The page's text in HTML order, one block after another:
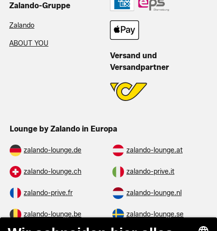
Zalando-Gruppe
Zalando
ABOUT YOU
Versand und
Versandpartner
Lounge by Zalando in Europa
zalando-lounge.de zalando-lounge.at
zalando-lounge.ch zalando-prive.it
zalando-prive.fr zalando-lounge.nl
zalando-lounge.be zalando-lounge.se